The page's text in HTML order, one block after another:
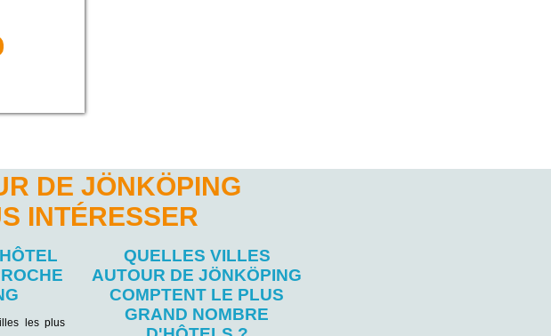
DE JÖNKÖPING
INTÉRESSER
les plus
QUELLES VILLES
AUTOUR DE JÖNKÖPING
COMPTENT LE PLUS
GRAND NOMBRE